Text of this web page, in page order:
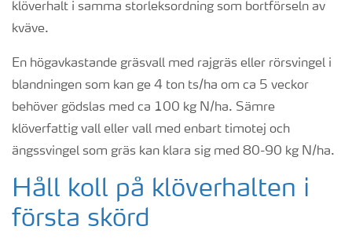
klöverhalt i samma storleksordning som bortförseln av
kväve.
En högavkastande gräsvall med rajgräs eller rörsvingel i
blandningen som kan ge 4 ton ts/ha om ca 5 veckor
behöver gödslas med ca 100 kg N/ha. Sämre
klöverfattig vall eller vall med enbart timotej och
ängssvingel som gräs kan klara sig med 80-90 kg N/ha.
Håll koll på klöverhalten i
första skörd